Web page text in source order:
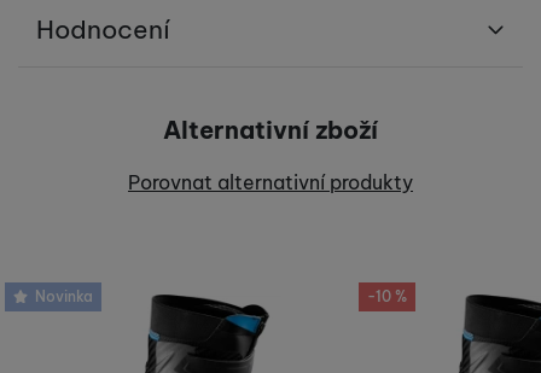
Hodnocení
Recenze
Alternativní zboží
Porovnat alternativní produkty
-10 %
Novinka